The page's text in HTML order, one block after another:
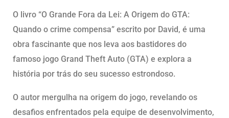
O livro “O Grande Fora da Lei: A Origem do GTA:
Quando o crime compensa” escrito por David, é uma
obra fascinante que nos leva aos bastidores do
famoso jogo Grand Theft Auto (GTA) e explora a
história por trás do seu sucesso estrondoso.
O autor mergulha na origem do jogo, revelando os
desafios enfrentados pela equipe de desenvolvimento,